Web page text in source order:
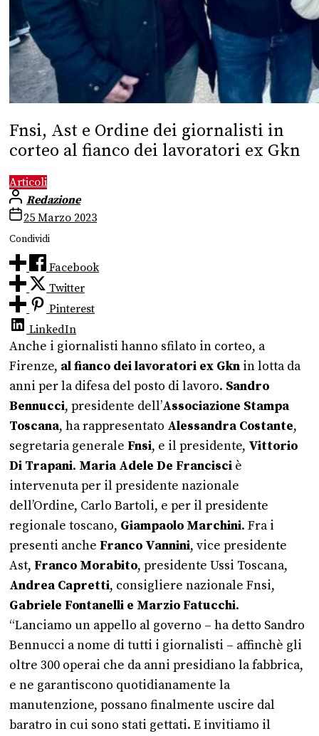
Fnsi, Ast e Ordine dei giornalisti in
corteo al fianco dei lavoratori ex Gkn
Articoli
Redazione
25 Marzo 2023
Condividi
Facebook
Twitter
Pinterest
LinkedIn
Anche i giornalisti hanno sfilato in corteo, a
Firenze, al fianco dei lavoratori ex Gkn in lotta da
anni per la difesa del posto di lavoro. Sandro
Bennucci, presidente dell’Associazione Stampa
Toscana, ha rappresentato Alessandra Costante,
segretaria generale Fnsi, e il presidente, Vittorio
Di Trapani. Maria Adele De Francisci è
intervenuta per il presidente nazionale
dell’Ordine, Carlo Bartoli, e per il presidente
regionale toscano, Giampaolo Marchini. Fra i
presenti anche Franco Vannini, vice presidente
Ast, Franco Morabito, presidente Ussi Toscana,
Andrea Capretti, consigliere nazionale Fnsi,
Gabriele Fontanelli e Marzio Fatucchi.
“Lanciamo un appello al governo – ha detto Sandro
Bennucci a nome di tutti i giornalisti – affinchè gli
oltre 300 operai che da anni presidiano la fabbrica,
e ne garantiscono quotidianamente la
manutenzione, possano finalmente uscire dal
baratro in cui sono stati gettati. E invitiamo il